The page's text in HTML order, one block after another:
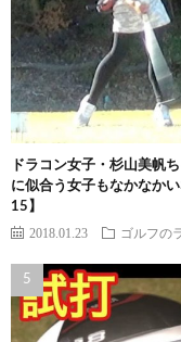
ドラコン女子・杉山美帆
に似合う女子もなかなか
15】
2018.01.23 ゴルフの